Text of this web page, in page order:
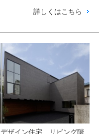
詳しくはこちら
デザイン住宅 リビング階